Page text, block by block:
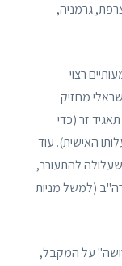
גרמניה,
רצוי
מחזיק
זר (כדי
האישית). עוד
להתעורר,
(למשל מניות
על המקבל,